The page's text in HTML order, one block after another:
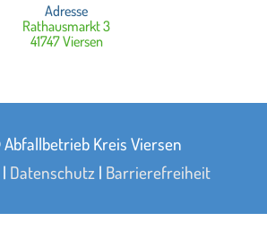
Adresse
Rathausmarkt 3
41747 Viersen
Kreis Viersen
| Datenschutz | Barrierefreiheit